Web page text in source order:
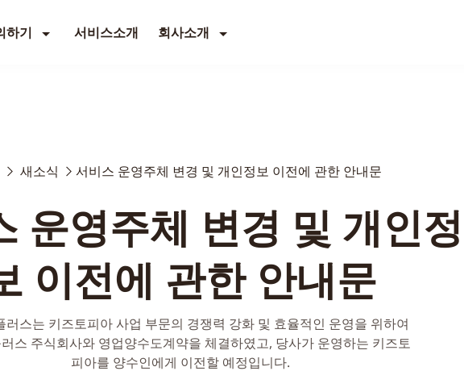
하기 서비스소개 회사소개
새소식 서비스 운영주체 변경 및 개인정보 이전에 관한 안내문
운영주체 변경 및 개인정
이전에 관한 안내문
러스는 키즈토피아 사업 부문의 경쟁력 강화 및 효율적인 운영을 위하여
스 주식회사와 영업양수도계약을 체결하였고, 당사가 운영하는 키즈토
피아를 양수인에게 이전할 예정입니다.